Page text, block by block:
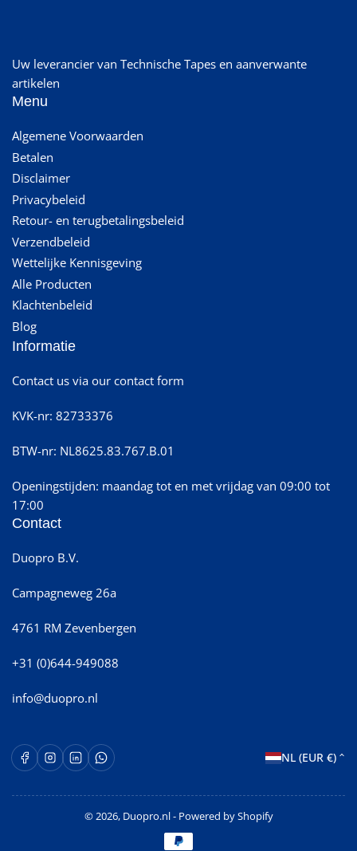
Uw leverancier van Technische Tapes en aanverwante
artikelen
Menu
Algemene Voorwaarden
Betalen
Disclaimer
Privacybeleid
Retour- en terugbetalingsbeleid
Verzendbeleid
Wettelijke Kennisgeving
Alle Producten
Klachtenbeleid
Blog
Informatie
Contact us via our contact form
KVK-nr: 82733376
BTW-nr: NL8625.83.767.B.01
Openingstijden: maandag tot en met vrijdag van 09:00 tot
17:00
Contact
Duopro B.V.
Campagneweg 26a
4761 RM Zevenbergen
+31 (0)644-949088
info@duopro.nl
FacebookInstagram
LinkedInWhatsApp Opent in een nieuw venster.
L
n
d
NL (EUR €)
© 2026, Duopro.nl- Powered by Shopify
Betaalmethoden